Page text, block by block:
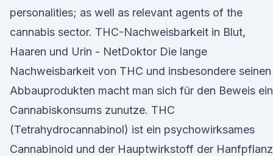
personalities; as well as relevant agents of the
cannabis sector. THC-Nachweisbarkeit in Blut,
Haaren und Urin - NetDoktor Die lange
Nachweisbarkeit von THC und insbesondere seinen
Abbauprodukten macht man sich für den Beweis
Cannabiskonsums zunutze. THC
(Tetrahydrocannabinol) ist ein psychowirksames
Cannabinoid und der Hauptwirkstoff der